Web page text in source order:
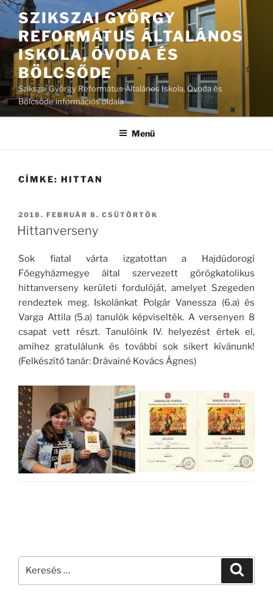
Tartalomhoz
SZIKSZAI GYÖRGY
REFORMÁTUS ÁLTALÁNOS
ISKOLA, ÓVODA ÉS
BÖLCSŐDE
Szikszai György Református Általános Iskola, Óvoda és
Bölcsőde információs oldala
Menü
CÍMKE: HITTAN
BEKÜLDVE:
2018. FEBRUÁR 8. CSÜTÖRTÖK
Hittanverseny
Sok fiatal várta izgatottan a Hajdúdorogi
Főegyházmegye által szervezett görögkatolikus
hittanverseny kerületi fordulóját, amelyet Szegeden
rendeztek meg. Iskolánkat Polgár Vanessza (6.a) és
Varga Attila (5.a) tanulók képviselték. A versenyen 8
csapat vett részt. Tanulóink IV. helyezést értek el,
amihez gratulálunk és további sok sikert kívánunk!
(Felkészítő tanár: Drávainé Kovács Ágnes)